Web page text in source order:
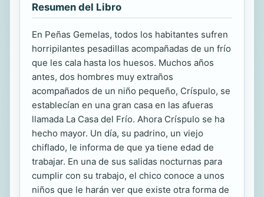
Resumen del Libro
En Peñas Gemelas, todos los habitantes sufren
horripilantes pesadillas acompañadas de un frío
que les cala hasta los huesos. Muchos años
antes, dos hombres muy extraños
acompañados de un niño pequeño, Críspulo, se
establecían en una gran casa en las afueras
llamada La Casa del Frío. Ahora Críspulo se ha
hecho mayor. Un día, su padrino, un viejo
chiflado, le informa de que ya tiene edad de
trabajar. En una de sus salidas nocturnas para
cumplir con su trabajo, el chico conoce a unos
niños que le harán ver que existe otra forma de